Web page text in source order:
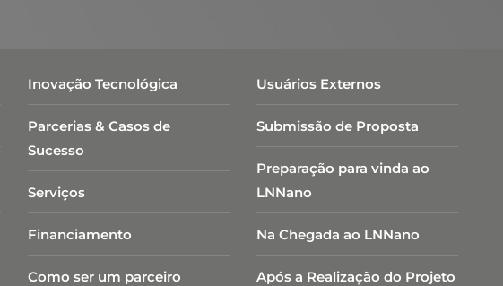
Inovação Tecnológica
Parcerias & Casos de
Sucesso
Serviços
Financiamento
Como ser um parceiro
Usuários Externos
Submissão de Proposta
Preparação para vinda ao
LNNano
Na Chegada ao LNNano
Após a Realização do Projeto